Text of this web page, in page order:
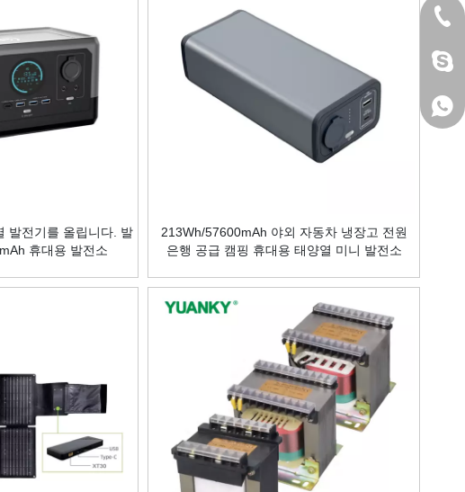
발전기를 올립니다. 발
휴대용 발전소
213Wh/57600mAh 야외 자동차 냉장고 전원
은행 공급 캠핑 휴대용 태양열 미니 발전소
+86
+86